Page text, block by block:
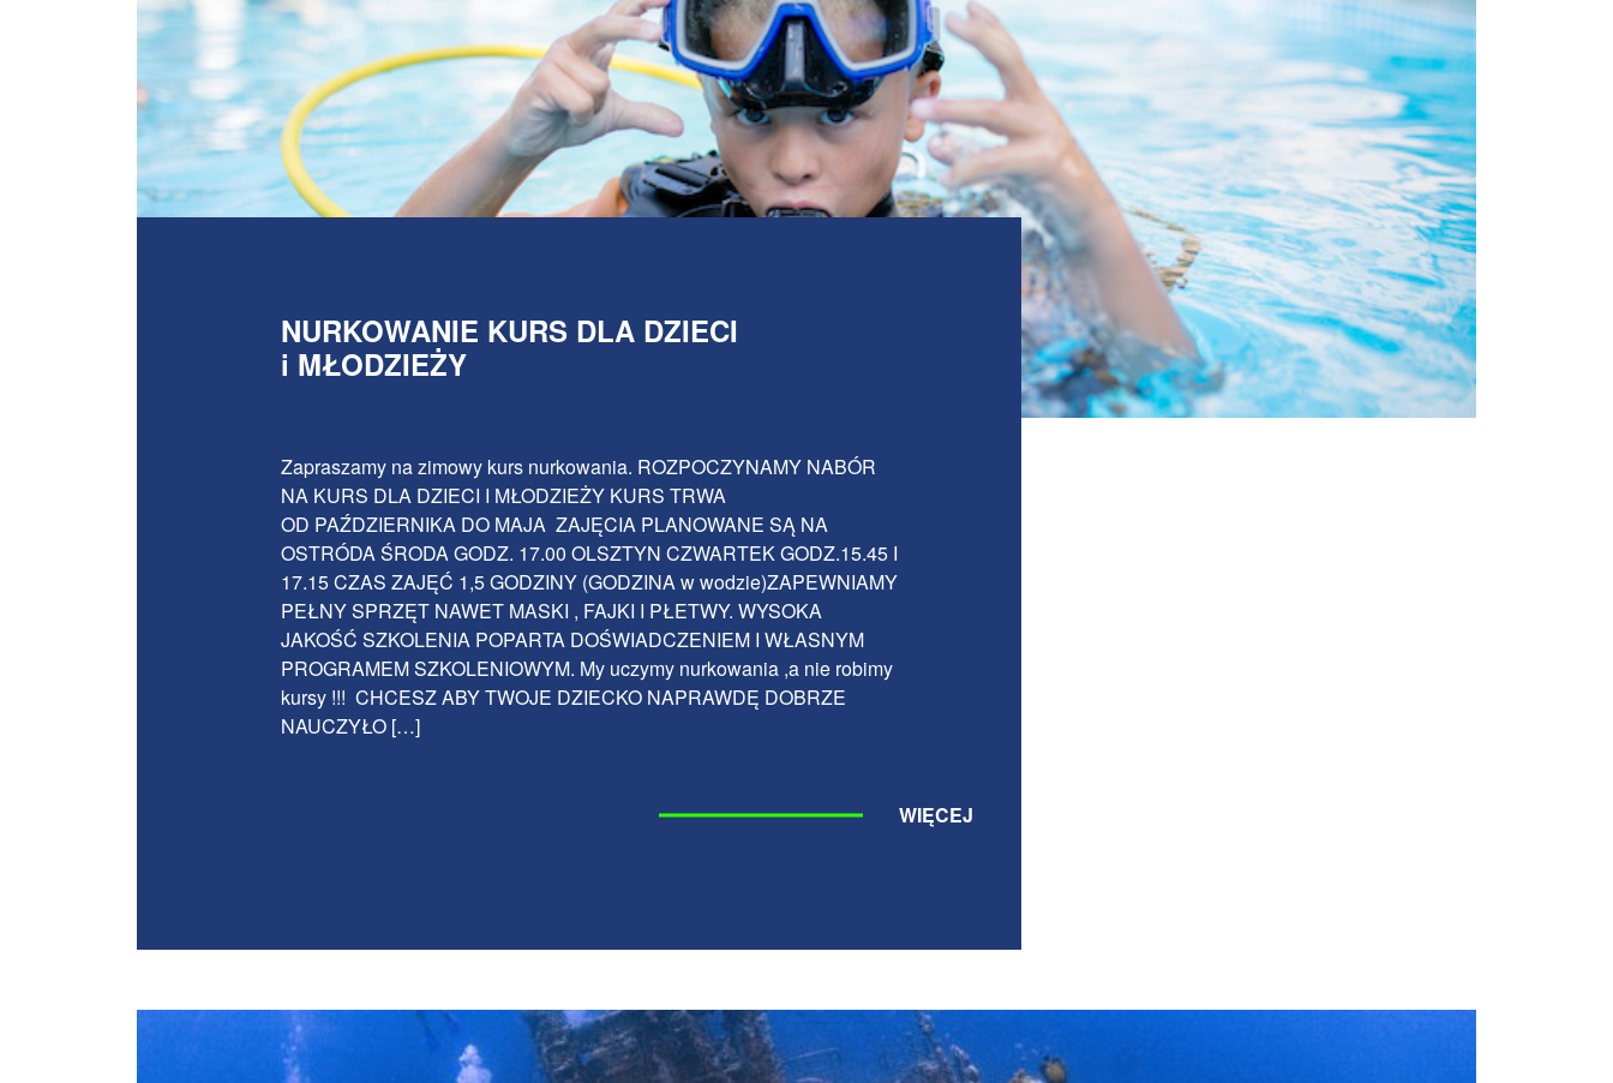
NURKOWANIE KURS DLA DZIECI
i MŁODZIEŻY
Zapraszamy na zimowy kurs nurkowania. ROZPOCZYNAMY NABÓR
NA KURS DLA DZIECI I MŁODZIEŻY KURS TRWA
OD PAŹDZIERNIKA DO MAJA ZAJĘCIA PLANOWANE SĄ NA
OSTRÓDA ŚRODA GODZ. 17.00 OLSZTYN CZWARTEK GODZ.15.45 I
17.15 CZAS ZAJĘĆ 1,5 GODZINY (GODZINA w wodzie)ZAPEWNIAMY
PEŁNY SPRZĘT NAWET MASKI , FAJKI I PŁETWY. WYSOKA
JAKOŚĆ SZKOLENIA POPARTA DOŚWIADCZENIEM I WŁASNYM
PROGRAMEM SZKOLENIOWYM. My uczymy nurkowania ,a nie robimy
kursy !!! CHCESZ ABY TWOJE DZIECKO NAPRAWDĘ DOBRZE
NAUCZYŁO […]
WIĘCEJ